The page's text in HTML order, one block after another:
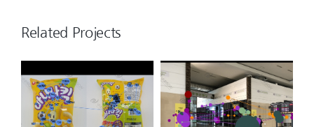
Related Projects